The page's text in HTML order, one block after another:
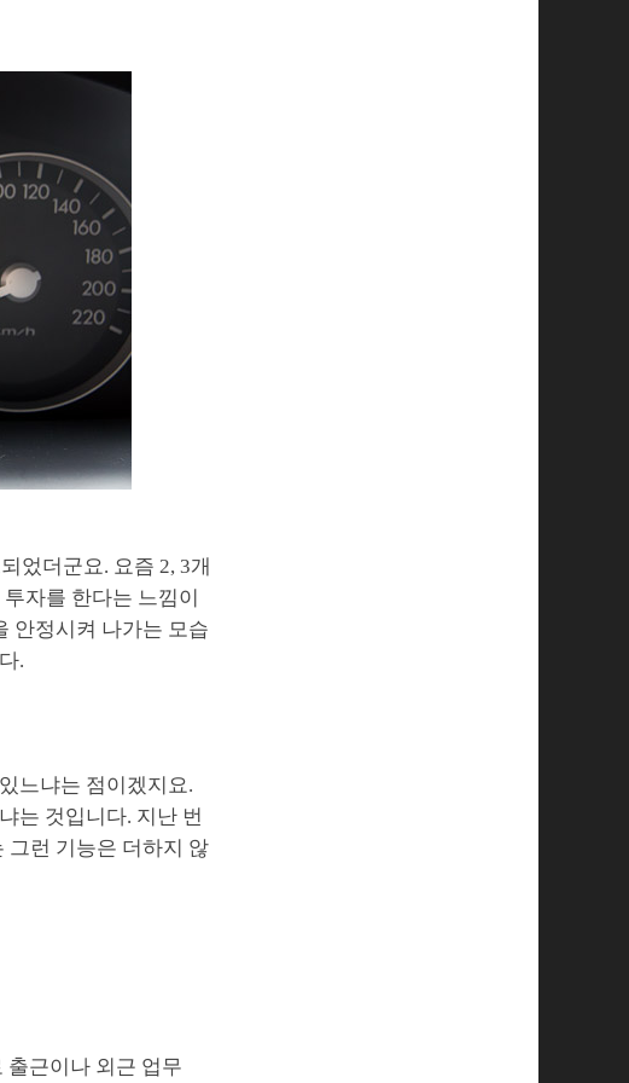
었더군요. 요즘 2, 3개
자를 한다는 느낌이
안정시켜 나가는 모습
.
느냐는 점이겠지요.
는 것입니다. 지난 번
그런 기능은 더하지 않
출근이나 외근 업무